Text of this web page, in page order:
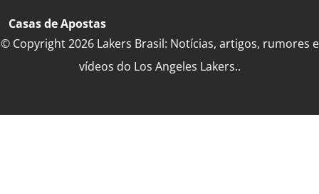
Casas de Apostas
© Copyright 2026 Lakers Brasil: Notícias, artigos, rumores e
vídeos do Los Angeles Lakers..